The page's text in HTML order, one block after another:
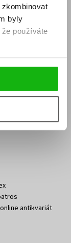
zkombinovat
byly
že používáte
Media
antikvariát